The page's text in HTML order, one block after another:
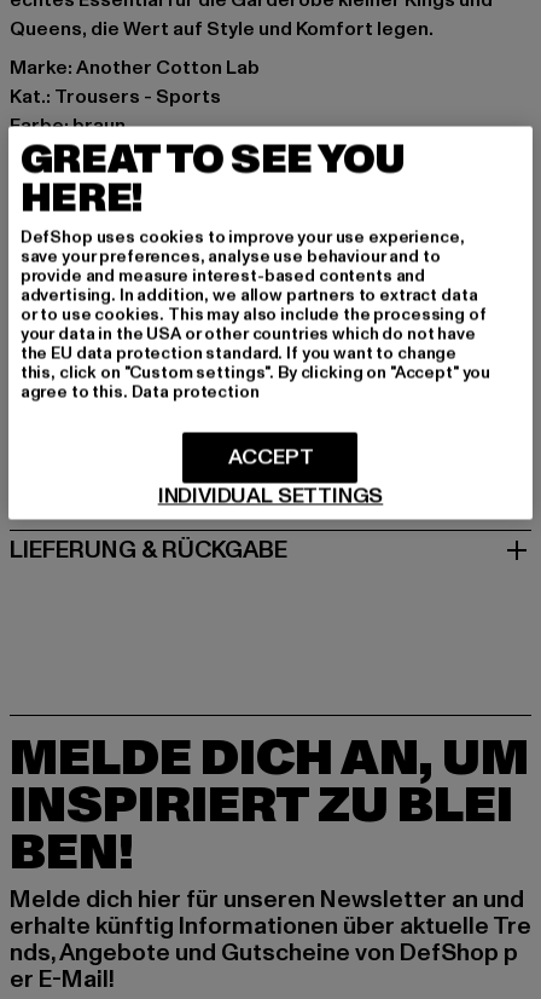
Queens, die Wert auf Style und Komfort legen.
Marke: Another Cotton Lab
Kat.: Trousers - Sports
Farbe: braun
Hersteller Farbe: brown
Materialzusammensetzung: 52% Baumwolle, 48%
Polyester
Art.Nr: PD00008718-00075
Hersteller: Urban Styles Agency GmbH & Co. KG |
agentur@urbanstylesagency.com
Schanzenstraße 41 | 51063 Köln | DE
GRÖSSE & PASSFORM
PFLEGEHINWEISE
LIEFERUNG & RÜCKGABE
MELDE DICH AN, UM
INSPIRIERT ZU BLEI
BEN!
Melde dich hier für unseren Newsletter an und
erhalte künftig Informationen über aktuelle Tre
nds, Angebote und Gutscheine von DefShop p
er E-Mail!
GREAT TO SEE YOU
HERE!
DefShop uses cookies to improve your use experience,
save your preferences, analyse use behaviour and to
provide and measure interest-based contents and
advertising. In addition, we allow partners to extract data
or to use cookies. This may also include the processing of
your data in the USA or other countries which do not have
the EU data protection standard. If you want to change
this, click on "Custom settings". By clicking on "Accept" you
agree to this. Data protection
INDIVIDUAL SETTINGS
ACCEPT